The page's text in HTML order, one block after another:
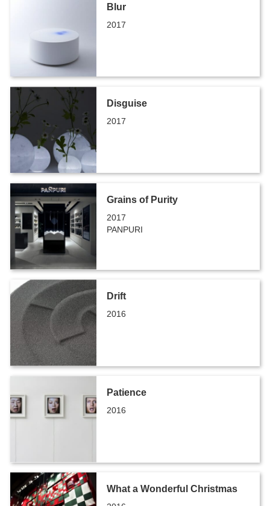
Blur
2017
Disguise
2017
Grains of Purity
2017
PANPURI
Drift
2016
Patience
2016
What a Wonderful Christmas